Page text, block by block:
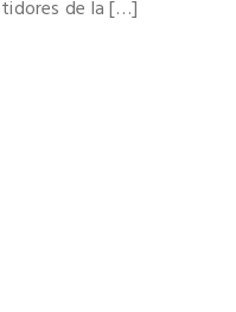
de la […]